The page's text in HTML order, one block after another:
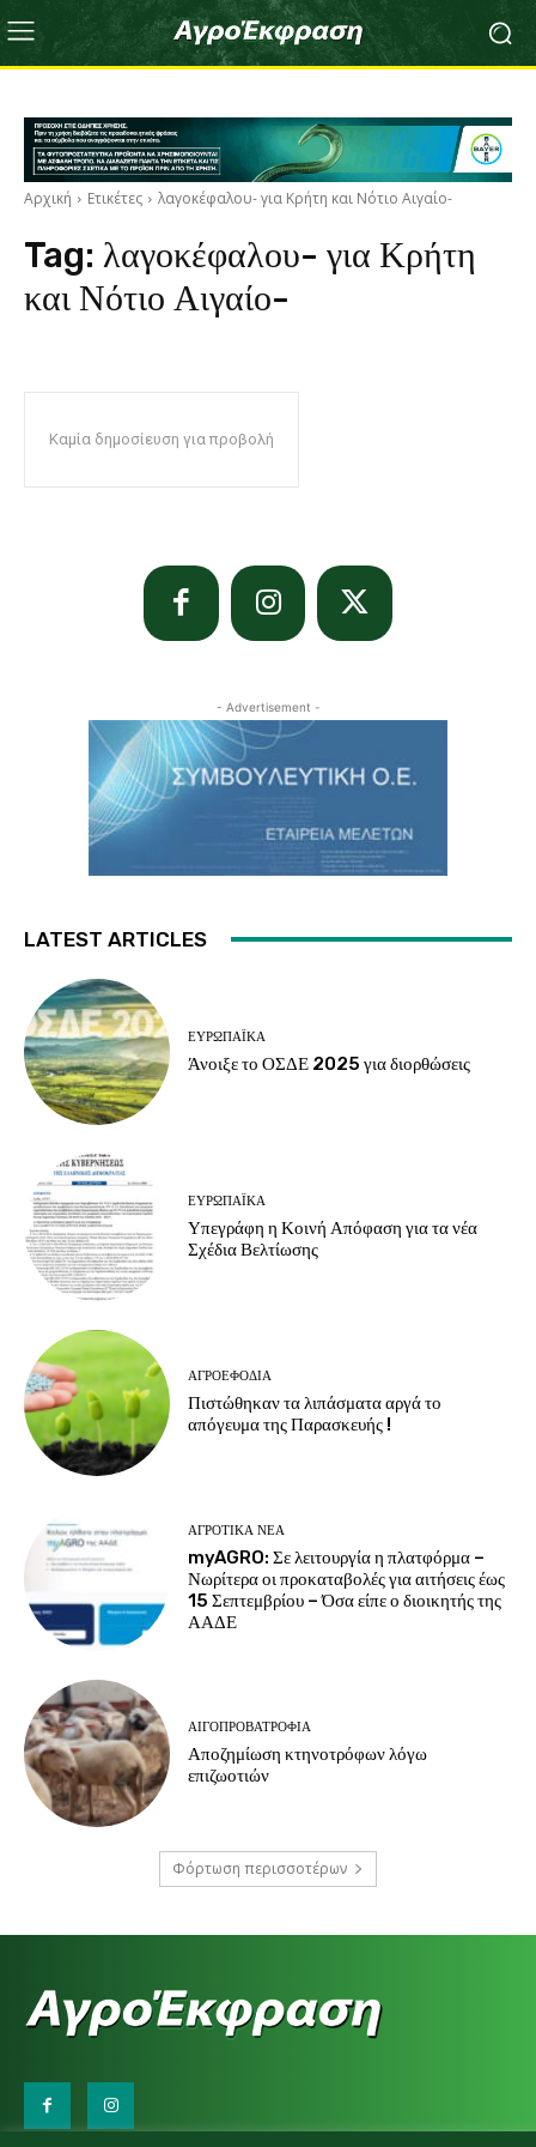
Αρχική Ετικέτες λαγοκέφαλου- για Κρήτη και Νότιο Αιγαίο-
Tag: λαγοκέφαλου- για Κρήτη
και Νότιο Αιγαίο-
Καμία δημοσίευση για προβολή
- Advertisement -
LATEST ARTICLES
ΕΥΡΩΠΑΪΚΆ
Άνοιξε το ΟΣΔΕ 2025 για διορθώσεις
ΕΥΡΩΠΑΪΚΆ
Υπεγράφη η Κοινή Απόφαση για τα νέα
Σχέδια Βελτίωσης
ΑΓΡΟΕΦΌΔΙΑ
Πιστώθηκαν τα λιπάσματα αργά το
απόγευμα της Παρασκευής !
ΑΓΡΟΤΙΚΆ ΝΈΑ
myAGRO: Σε λειτουργία η πλατφόρμα –
Νωρίτερα οι προκαταβολές για αιτήσεις έως
15 Σεπτεμβρίου – Όσα είπε ο διοικητής της
ΑΑΔΕ
ΑΙΓΟΠΡΟΒΑΤΡΟΦΊΑ
Αποζημίωση κτηνοτρόφων λόγω
επιζωοτιών
Φόρτωση περισσοτέρων